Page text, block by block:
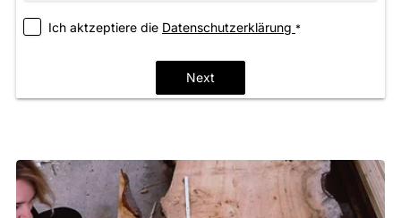
Ich aktzeptiere die ­Datenschutzerklärung *
Next